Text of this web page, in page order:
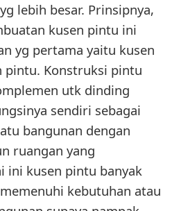
lebih besar. Prinsipnya,
kusen pintu ini
yg pertama yaitu kusen
pintu. Konstruksi pintu
utk dinding
sendiri sebagai
bangunan dengan
ruangan yang
ini kusen pintu banyak
kebutuhan atau